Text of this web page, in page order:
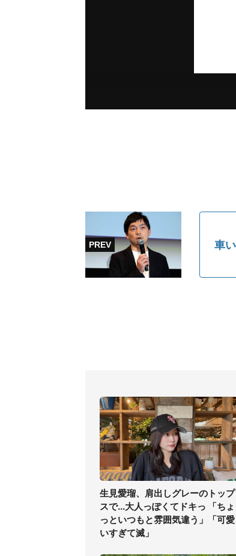
車
生見愛瑠、肩出しグレーのトップ
スで...大人っぽくてドキっ 「ちょ
っといつもと雰囲気違う」「可愛
いすぎて滅」